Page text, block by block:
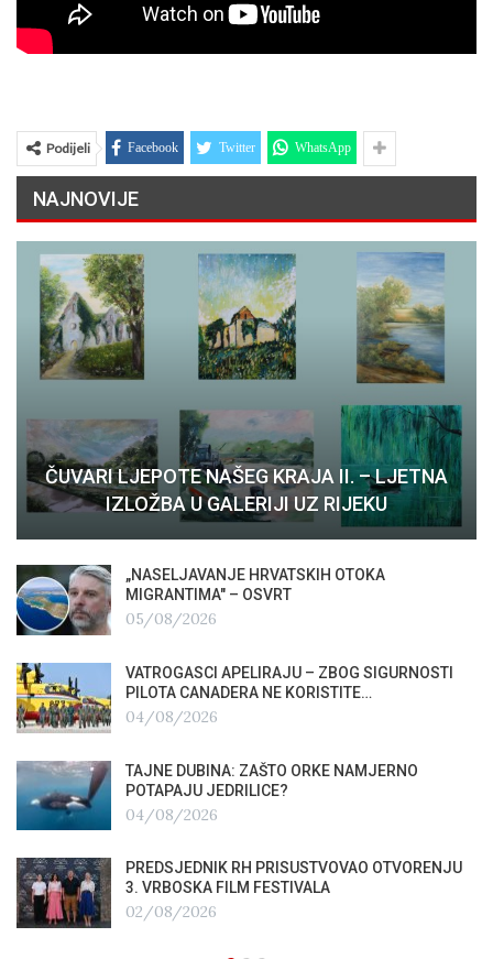
Podijeli Facebook Twitter WhatsApp
NAJNOVIJE
ČUVARI LJEPOTE NAŠEG KRAJA II. – LJETNA
IZLOŽBA U GALERIJI UZ RIJEKU
„NASELJAVANJE HRVATSKIH OTOKA
MIGRANTIMA″ – OSVRT
05/08/2026
VATROGASCI APELIRAJU – ZBOG SIGURNOSTI
PILOTA CANADERA NE KORISTITE…
04/08/2026
TAJNE DUBINA: ZAŠTO ORKE NAMJERNO
POTAPAJU JEDRILICE?
04/08/2026
PREDSJEDNIK RH PRISUSTVOVAO OTVORENJU
3. VRBOSKA FILM FESTIVALA
02/08/2026